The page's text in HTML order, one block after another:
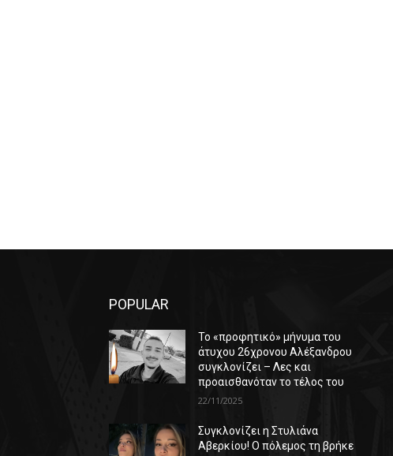
POPULAR
Το «προφητικό» μήνυμα του
άτυχου 26χρονου Αλέξανδρου
συγκλονίζει – Λες και
προαισθανόταν το τέλος του
22/11/2025
Συγκλονίζει η Στυλιάνα
Αβερκίου! Ο πόλεμος τη βρήκε